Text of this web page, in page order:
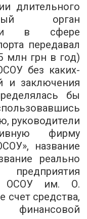
длительного
орган
в сфере
передавал
млн грн в год)
без каких-
и заключения
бы
руководители
фирму
название
реально
ОСОУ им. О.
счет средства,
финансовой